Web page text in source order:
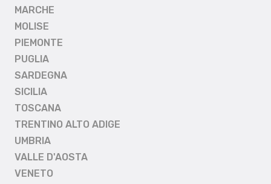
MARCHE
MOLISE
PIEMONTE
PUGLIA
SARDEGNA
SICILIA
TOSCANA
TRENTINO ALTO ADIGE
UMBRIA
VALLE D'AOSTA
VENETO